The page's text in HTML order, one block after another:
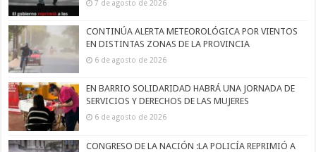
7 de agosto de 2026
CONTINÚA ALERTA METEOROLÓGICA POR VIENTOS
EN DISTINTAS ZONAS DE LA PROVINCIA
6 de agosto de 2026
EN BARRIO SOLIDARIDAD HABRÁ UNA JORNADA DE
SERVICIOS Y DERECHOS DE LAS MUJERES
6 de agosto de 2026
CONGRESO DE LA NACIÓN :LA POLICÍA REPRIMIÓ A